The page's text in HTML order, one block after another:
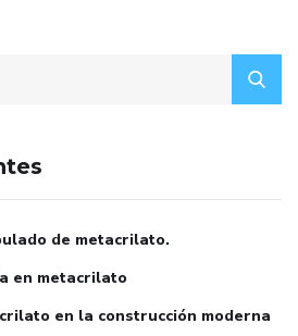
de metacrilato.
en metacrilato
en la construcción moderna